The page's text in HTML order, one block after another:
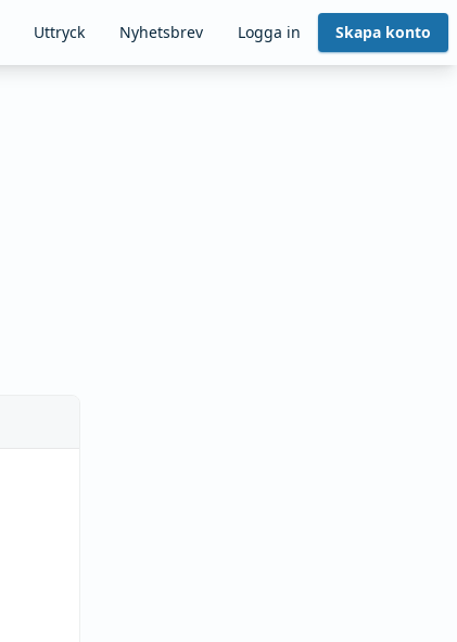
Uttryck Nyhetsbrev Logga in Skapa konto